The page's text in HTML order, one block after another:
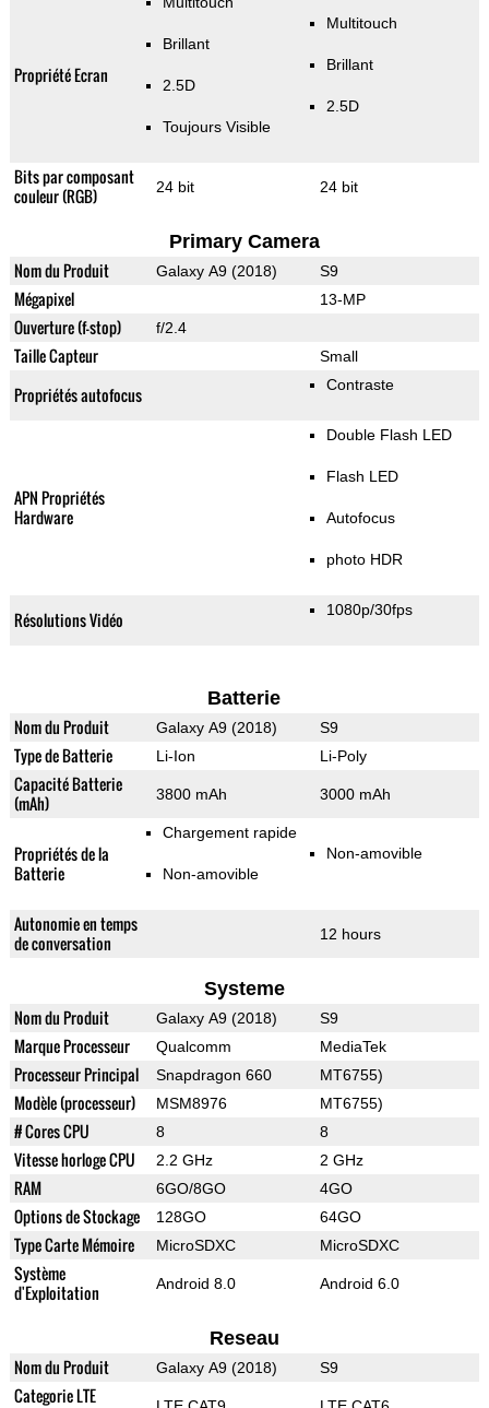
Propriété Ecran
Brillant
2.5D
Toujours Visible
Multitouch
Brillant
2.5D
Bits par composant
couleur (RGB)
24 bit 24 bit
Primary Camera
Nom du Produit Galaxy A9 (2018) S9
Mégapixel 13-MP
Ouverture (f-stop) f/2.4
Taille Capteur Small
Propriétés autofocus Contraste
APN Propriétés
Hardware
Double Flash LED
Flash LED
Autofocus
photo HDR
Résolutions Vidéo 1080p/30fps
Batterie
Nom du Produit Galaxy A9 (2018) S9
Type de Batterie Li-Ion Li-Poly
Capacité Batterie
(mAh)
3800 mAh 3000 mAh
Propriétés de la
Batterie
Chargement rapide
Non-amovible
Non-amovible
Autonomie en temps
de conversation
12 hours
Systeme
Nom du Produit Galaxy A9 (2018) S9
Marque Processeur Qualcomm MediaTek
Processeur Principal Snapdragon 660 MT6755)
Modèle (processeur) MSM8976 MT6755)
# Cores CPU 8 8
Vitesse horloge CPU 2.2 GHz 2 GHz
RAM 6GO/8GO 4GO
Options de Stockage 128GO 64GO
Type Carte Mémoire MicroSDXC MicroSDXC
Système
d'Exploitation
Android 8.0 Android 6.0
Reseau
Nom du Produit Galaxy A9 (2018) S9
Categorie LTE